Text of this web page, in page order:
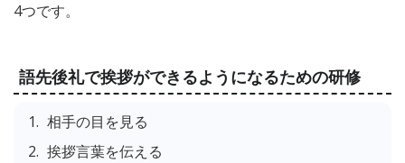
4つです。
語先後礼で挨拶ができるようになるための研修
相手の目を見る
挨拶言葉を伝える